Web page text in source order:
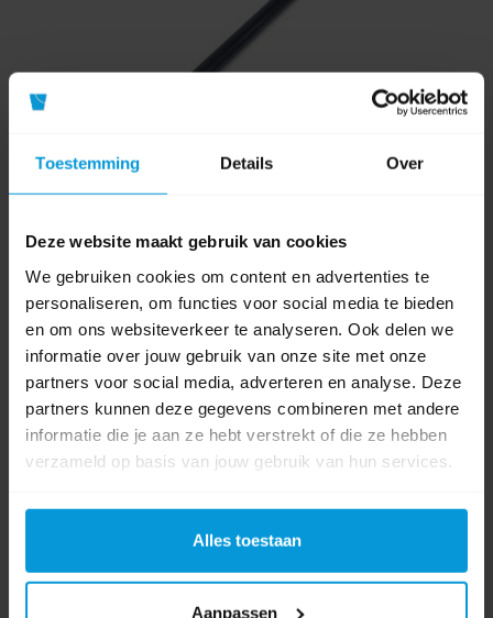
Toestemming Details Over
Deze website maakt gebruik van cookies
We gebruiken cookies om content en advertenties te
personaliseren, om functies voor social media te bieden
en om ons websiteverkeer te analyseren. Ook delen we
informatie over jouw gebruik van onze site met onze
partners voor social media, adverteren en analyse. Deze
partners kunnen deze gegevens combineren met andere
informatie die je aan ze hebt verstrekt of die ze hebben
verzameld op basis van jouw gebruik van hun services.
Alles toestaan
Aanpassen
Wecoline Allure Telescoopsteel Ergonomisch Grijs 90/160 cm
Artikelnummer:03030706
Soort steel: Telescoopsteel
Lengte: 90 cm / 160 cm
Materiaal: Aluminium
Exclusief btw.